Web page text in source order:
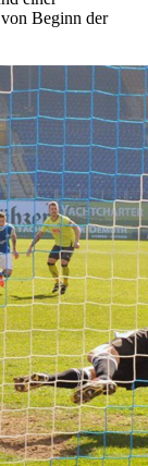
Beginn der